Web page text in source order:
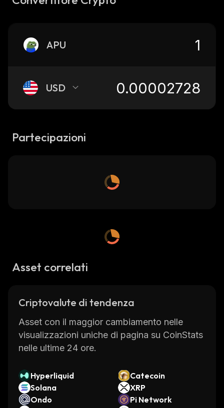
APU
USD
Partecipazioni
Asset correlati
Criptovalute di tendenza
Asset con il maggior cambiamento nelle
visualizzazioni uniche di pagina su CoinStats
nelle ultime 24 ore.
Hyperliquid
Catecoin
Solana
XRP
Ondo
Pi Network